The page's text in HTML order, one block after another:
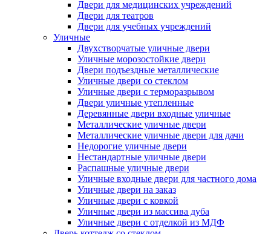
Двери для медицинских учреждений
Двери для театров
Двери для учебных учреждений
Уличные
Двухстворчатые уличные двери
Уличные морозостойкие двери
Двери подъездные металлические
Уличные двери со стеклом
Уличные двери с терморазрывом
Двери уличные утепленные
Деревянные двери входные уличные
Металлические уличные двери
Металлические уличные двери для дачи
Недорогие уличные двери
Нестандартные уличные двери
Распашные уличные двери
Уличные входные двери для частного дома
Уличные двери на заказ
Уличные двери с ковкой
Уличные двери из массива дуба
Уличные двери с отделкой из МДФ